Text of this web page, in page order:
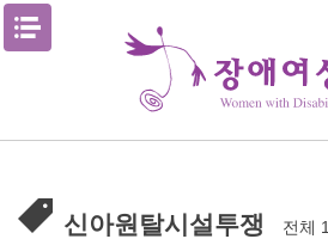
Skip
신아원탈시설투쟁 전체 1